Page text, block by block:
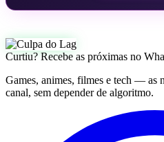
Curtiu? Recebe as próximas no
Games, animes, filmes e tech — as
canal, sem depender de algoritmo.